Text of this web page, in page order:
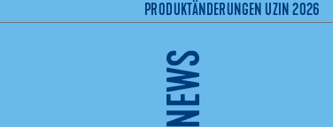
PRODUKTÄNDERUNGEN UZIN 2026